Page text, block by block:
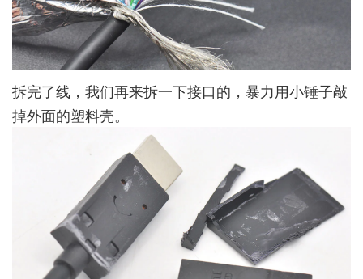
拆完了线，我们再来拆一下接口的，暴力用小锤子敲
掉外面的塑料壳。